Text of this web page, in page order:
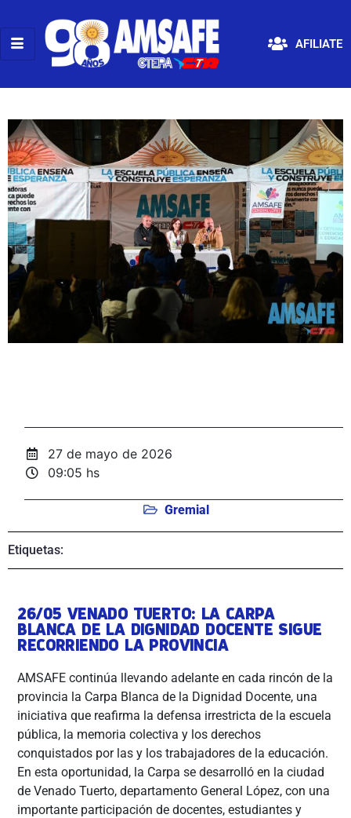
AFILIATE
27 de mayo de 2026
09:05 hs
Gremial
Etiquetas:
26/05 VENADO TUERTO: LA CARPA
BLANCA DE LA DIGNIDAD DOCENTE SIGUE
RECORRIENDO LA PROVINCIA
AMSAFE continúa llevando adelante en cada rincón de la
provincia la Carpa Blanca de la Dignidad Docente, una
iniciativa que reafirma la defensa irrestricta de la escuela
pública, la memoria colectiva y los derechos
conquistados por las y los trabajadores de la educación.
En esta oportunidad, la Carpa se desarrolló en la ciudad
de Venado Tuerto, departamento General López, con una
importante participación de docentes, estudiantes y